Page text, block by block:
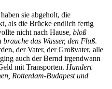
sie abgeholt, die
als die Brücke endlich fertig
nicht nach Hause, bloß
das Wasser, den Fluß.
der Vater, der Großvater, alle
auch der Bernd irgendwann
mit Transporten. Hundert
Rotterdam-Budapest und